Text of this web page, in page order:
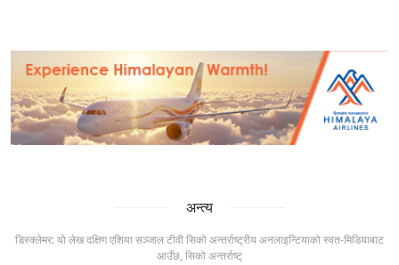
अन्त्य
डिस्क्लेमर: यो लेख दक्षिण एशिया सञ्जाल टीवी सिको अन्तर्राष्ट्रीय अनलाइन्टियाको स्वत-मिडियाबाट
आउँछ, सिको अन्तर्राष्ट्